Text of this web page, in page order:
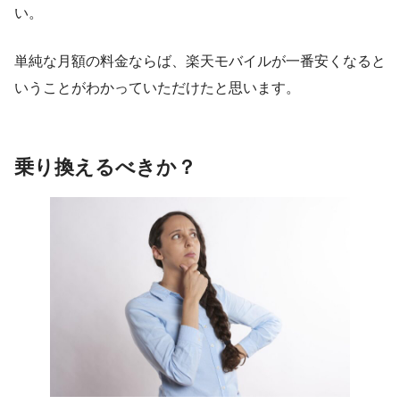
い。
単純な月額の料金ならば、楽天モバイルが一番安くなると
いうことがわかっていただけたと思います。
乗り換えるべきか？